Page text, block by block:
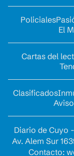
Policiales
El
Cartas del
Clasificados
Diario de Cuyo
Av. Alem Sur
Contacto: